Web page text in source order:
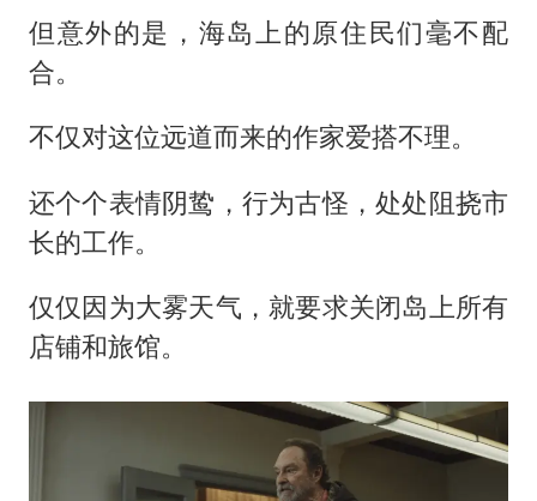
但意外的是，海岛上的原住民们毫不配
合。
不仅对这位远道而来的作家爱搭不理。
还个个表情阴鸷，行为古怪，处处阻挠市
长的工作。
仅仅因为大雾天气，就要求关闭岛上所有
店铺和旅馆。